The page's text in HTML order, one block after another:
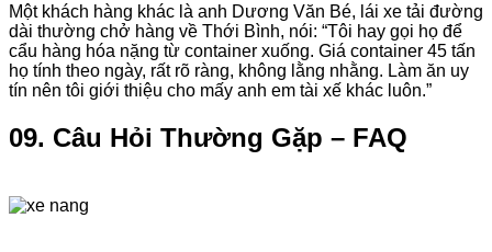
Một khách hàng khác là anh Dương Văn Bé, lái xe tải đường
dài thường chở hàng về Thới Bình, nói: “Tôi hay gọi họ để
cẩu hàng hóa nặng từ container xuống. Giá container 45 tấn
họ tính theo ngày, rất rõ ràng, không lằng nhằng. Làm ăn uy
tín nên tôi giới thiệu cho mấy anh em tài xế khác luôn.”
09. Câu Hỏi Thường Gặp – FAQ